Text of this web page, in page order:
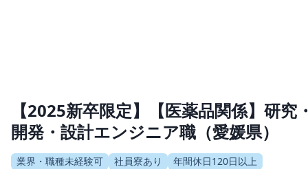
【2025新卒限定】【医薬品関係】研究
開発・設計エンジニア職（愛媛県）
業界・職種未経験可 社員寮あり 年間休日120日以上